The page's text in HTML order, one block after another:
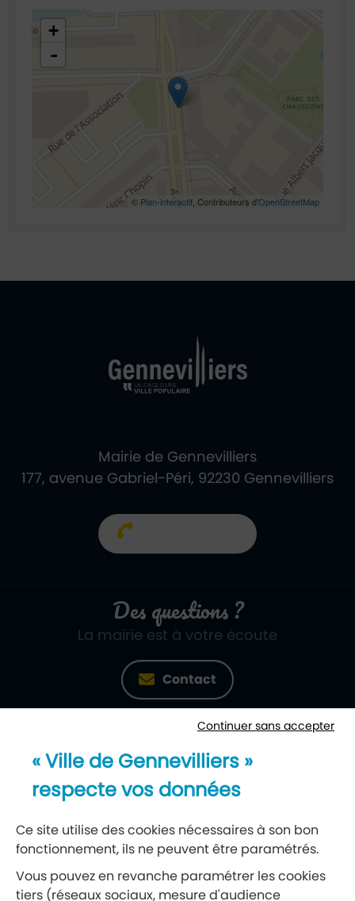
48.921635,2.295022
+
-
© Plan-interactif , Contributeurs d'OpenStreetMap
Mairie de Gennevilliers
177, avenue Gabriel-Péri, 92230 Gennevilliers
Des questions ?
La mairie est à votre écoute
Contact
Newsletter
Réseaux sociaux
Continuer sans accepter
« Ville de Gennevilliers »
respecte vos données
Ce site utilise des cookies nécessaires à son bon
fonctionnement, ils ne peuvent être paramétrés.
Vous pouvez en revanche paramétrer les cookies
tiers (réseaux sociaux, mesure d'audience